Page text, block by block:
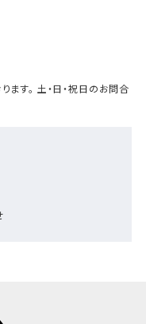
す。 土・日・祝日のお問合